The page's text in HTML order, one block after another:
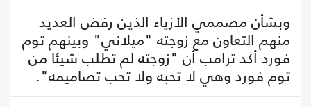
وبشأن مصممي الأزياء الذين رفض العديد
منهم التعاون مع زوجته "ميلاني" وبينهم توم
فورد أكد ترامب أن "زوجته لم تطلب شيئا من
توم فورد وهي لا تحبه ولا تحب تصاميمه".